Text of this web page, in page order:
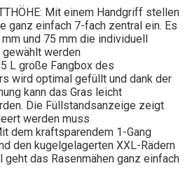
Mit einem Handgriff stellen
ganz einfach 7-fach zentral ein. Es
und 75 mm die individuell
werden
L große Fangbox des
wird optimal gefüllt und dank der
kann das Gras leicht
Die Füllstandsanzeige zeigt
werden muss
dem kraftsparendem 1-Gang
den kugelgelagerten XXL-Rädern
das Rasenmähen ganz einfach